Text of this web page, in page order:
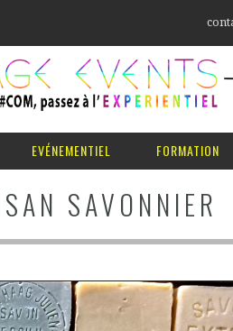
EVÉNEMENTIEL FORMATION
SAVONNIER